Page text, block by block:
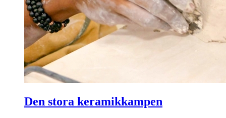
Den stora keramikkampen